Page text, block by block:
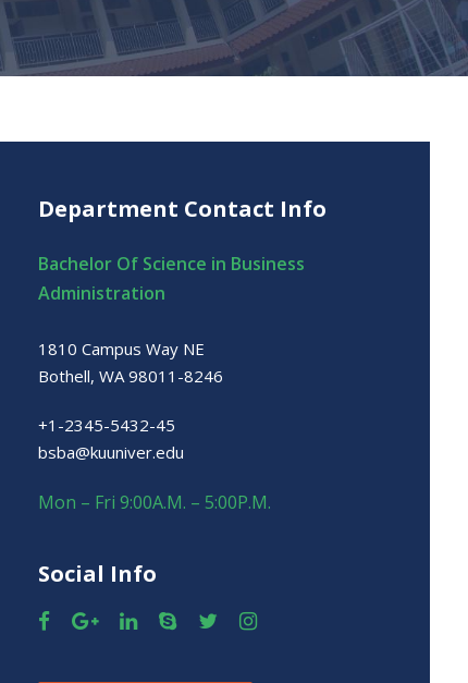
Department Contact Info
Bachelor Of Science in Business
Administration
1810 Campus Way NE
Bothell, WA 98011-8246
+1-2345-5432-45
bsba@kuuniver.edu
Mon – Fri 9:00A.M. – 5:00P.M.
Social Info